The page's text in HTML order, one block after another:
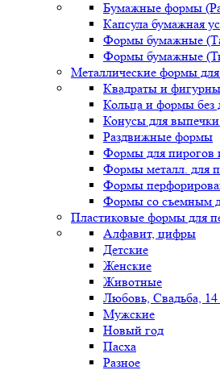
Бумажные формы
Капсула бумажная
Формы бумажные
Формы бумажные
Металлические формы
Квадраты и
Кольца и формы без
Конусы для
Раздвижные формы
Формы для пирогов
Формы металл. для
Формы
Формы со съемным
Пластиковые формы для
Алфавит, цифры
Детские
Женские
Животные
Любовь, Свадьба, 14
Мужские
Новый год
Пасха
Разное